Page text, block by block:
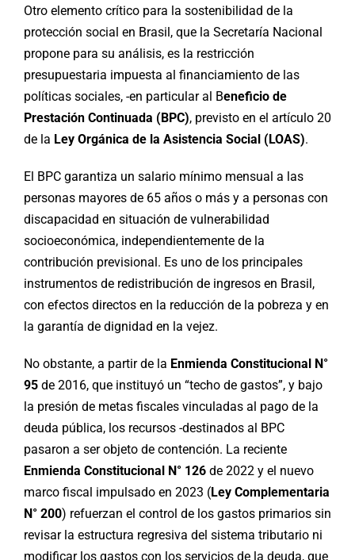
Otro elemento crítico para la sostenibilidad de la
protección social en Brasil, que la Secretaría Nacional
propone para su análisis, es la restricción
presupuestaria impuesta al financiamiento de las
políticas sociales, -en particular al Beneficio de
Prestación Continuada (BPC), previsto en el artículo 20
de la Ley Orgánica de la Asistencia Social (LOAS).
El BPC garantiza un salario mínimo mensual a las
personas mayores de 65 años o más y a personas con
discapacidad en situación de vulnerabilidad
socioeconómica, independientemente de la
contribución previsional. Es uno de los principales
instrumentos de redistribución de ingresos en Brasil,
con efectos directos en la reducción de la pobreza y en
la garantía de dignidad en la vejez.
No obstante, a partir de la Enmienda Constitucional N°
95 de 2016, que instituyó un “techo de gastos”, y bajo
la presión de metas fiscales vinculadas al pago de la
deuda pública, los recursos -destinados al BPC
pasaron a ser objeto de contención. La reciente
Enmienda Constitucional N° 126 de 2022 y el nuevo
marco fiscal impulsado en 2023 (Ley Complementaria
N° 200) refuerzan el control de los gastos primarios sin
revisar la estructura regresiva del sistema tributario ni
modificar los gastos con los servicios de la deuda, que